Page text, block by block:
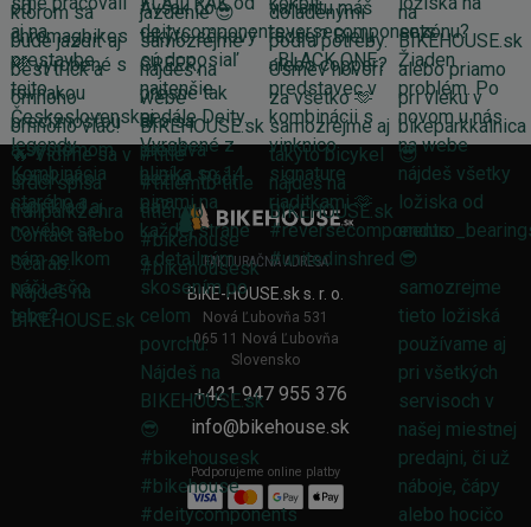
FAKTURAČNÁ ADRESA
BIKE-HOUSE.sk s. r. o.
Nová Ľubovňa 531
065 11 Nová Ľubovňa
Slovensko
+421 947 955 376
info@bikehouse.sk
Podporujeme online platby